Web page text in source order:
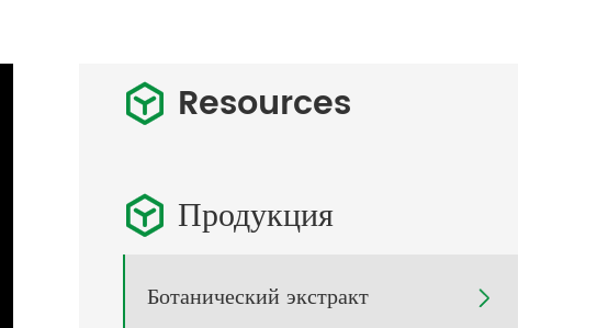
 Resources
 Продукция
Ботанический экстракт 